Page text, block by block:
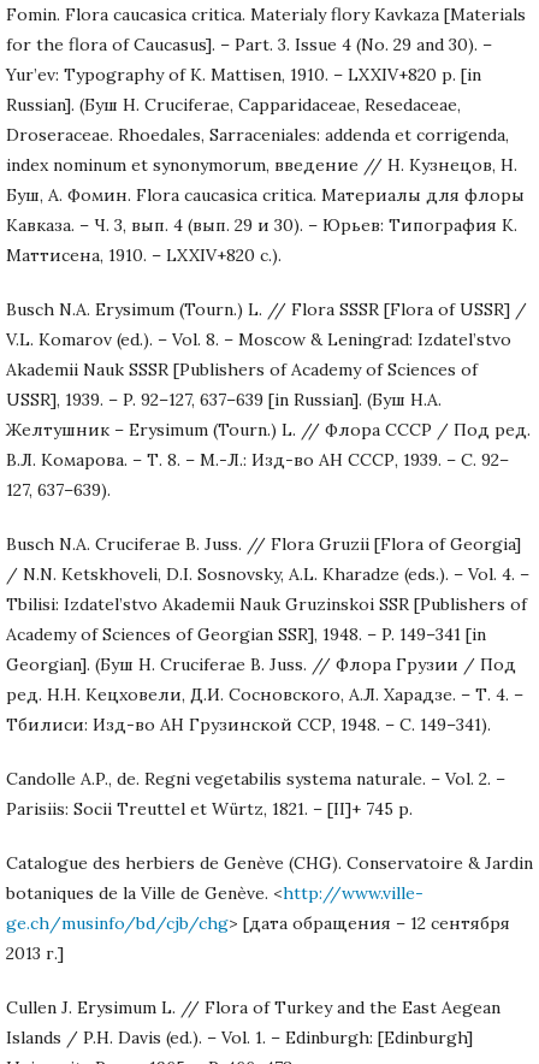
Fomin. Flora caucasica critica. Materialy flory Kavkaza [Materials
for the flora of Caucasus]. – Part. 3. Issue 4 (No. 29 and 30). –
Yur’ev: Typography of K. Mattisen, 1910. – LXXIV+820 p. [in
Russian]. (Буш Н. Cruciferae, Capparidaceae, Resedaceae,
Droseraceae. Rhoedales, Sarraceniales: addenda et corrigenda,
index nominum et synonymorum, введение // Н. Кузнецов, Н.
Буш, А. Фомин. Flora caucasica critica. Материалы для флоры
Кавказа. – Ч. 3, вып. 4 (вып. 29 и 30). – Юрьев: Типография К.
Маттисена, 1910. – LXXIV+820 с.).
Busch N.A. Erysimum (Tourn.) L. // Flora SSSR [Flora of USSR] /
V.L. Komarov (ed.). – Vol. 8. – Moscow & Leningrad: Izdatel’stvo
Akademii Nauk SSSR [Publishers of Academy of Sciences of
USSR], 1939. – P. 92–127, 637–639 [in Russian]. (Буш Н.А.
Желтушник – Erysimum (Tourn.) L. // Флора СССР / Под ред.
В.Л. Комарова. – Т. 8. – М.-Л.: Изд-во АН СССР, 1939. – С. 92–
127, 637–639).
Busch N.A. Cruciferae B. Juss. // Flora Gruzii [Flora of Georgia]
/ N.N. Ketskhoveli, D.I. Sosnovsky, A.L. Kharadze (eds.). – Vol. 4. –
Tbilisi: Izdatel’stvo Akademii Nauk Gruzinskoi SSR [Publishers of
Academy of Sciences of Georgian SSR], 1948. – P. 149–341 [in
Georgian]. (Буш Н. Cruciferae B. Juss. // Флора Грузии / Под
ред. Н.Н. Кецховели, Д.И. Сосновского, А.Л. Харадзе. – Т. 4. –
Тбилиси: Изд-во АН Грузинской ССР, 1948. – С. 149–341).
Candolle A.P., de. Regni vegetabilis systema naturale. – Vol. 2. –
Parisiis: Socii Treuttel et Würtz, 1821. – [II]+ 745 p.
Catalogue des herbiers de Genève (CHG). Conservatoire & Jardin
botaniques de la Ville de Genève. <http://www.ville-
ge.ch/musinfo/bd/cjb/chg> [дата обращения – 12 сентября
2013 г.]
Cullen J. Erysimum L. // Flora of Turkey and the East Aegean
Islands / P.H. Davis (ed.). – Vol. 1. – Edinburgh: [Edinburgh]